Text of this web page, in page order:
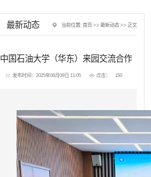
最新动态 当前位置: 首页>> 最新动态>> 正文
中国石油大学（华东）来园交流合作
发布时间：2025年06月09日 11:05 点击： 150